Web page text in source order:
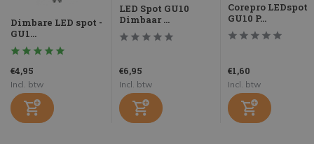
Dimbare LED spot -
GU1...
€4,95
Incl. btw
LED Spot GU10
Dimbaar ...
€6,95
Incl. btw
Corepro LEDspot
GU10 P...
€1,60
Incl. btw